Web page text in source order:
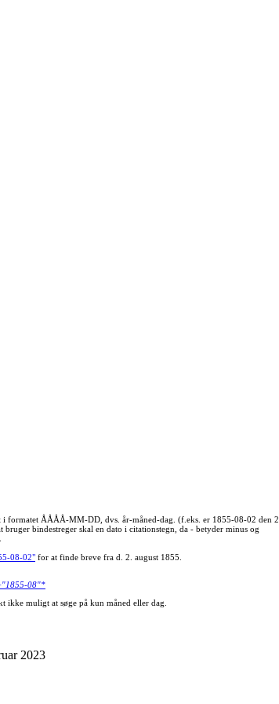
i formatet ÅÅÅÅ-MM-DD, dvs. år-måned-dag. (f.eks. er 1855-08-02 den 2.
bruger bindestreger skal en dato i citationstegn, da - betyder minus og
08-02"for at finde breve fra d. 2. august 1855.
08"*
ikke muligt at søge på kun måned eller dag.
2023